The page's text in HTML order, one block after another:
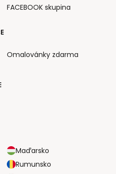
Maďarsko
Rumunsko
FACEBOOK skupina
Omalovánky zdarma